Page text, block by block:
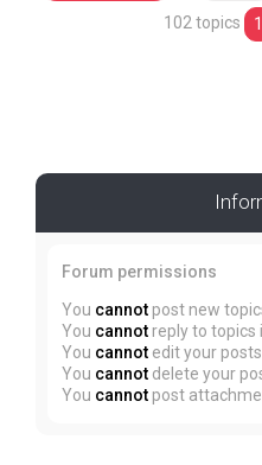
102 topics 1
Forum permissions
You cannot post new
You cannot reply to topics
You cannot edit your
You cannot delete your
You cannot post